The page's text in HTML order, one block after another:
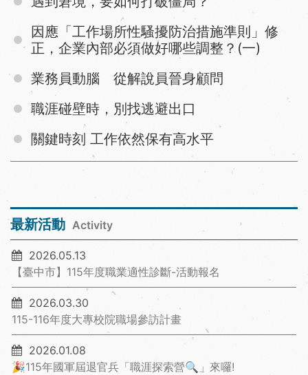
因應「工作場所性騷擾防治措施準則」修
正，企業內部必須做好哪些調整？(一)
業務員動腦 從解說員晉身顧問
職涯碰壁時，別找逃避出口
關鍵時刻 工作依然保有高水平
最新活動 Activity
2026.05.13
【臺中市】115年度職業適性診斷-活動報名
2026.03.30
115-116年度大專校院職場參訪計畫
2026.01.08
🎉115年國軍屆退官兵「職涯探索營🔍」來囉!